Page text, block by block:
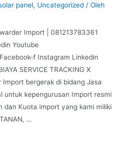
panel, Uncategorized/ Oleh
Import | 081213783361
Youtube
f Instagram Linkedin
SERVICE TRACKING X
bergerak di bidang Jasa
untuk kepengurusan Import resmi
dan Kuota import yang kami miliki
…